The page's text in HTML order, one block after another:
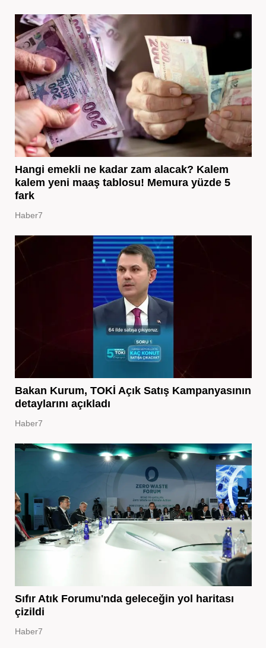
Hangi emekli ne kadar zam alacak? Kalem
kalem yeni maaş tablosu! Memura yüzde 5
fark
Haber7
Bakan Kurum, TOKİ Açık Satış Kampanyasının
detaylarını açıkladı
Haber7
Sıfır Atık Forumu'nda geleceğin yol haritası
çizildi
Haber7